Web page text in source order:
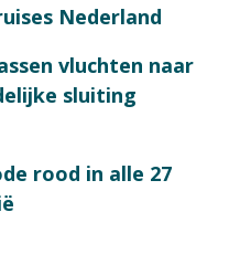
Nederland
vluchten naar
sluiting
rood in alle 27